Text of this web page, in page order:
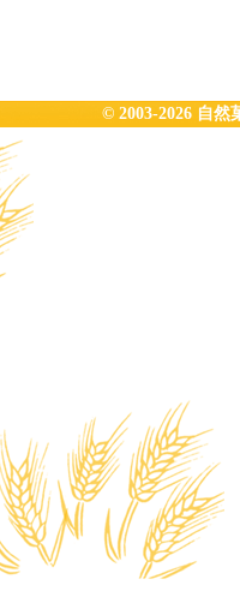
© 2003-2026 自然